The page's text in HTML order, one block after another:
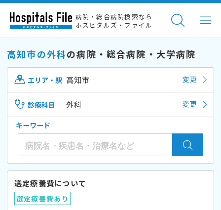
病院・総合病院検索なら
ホスピタルズ・ファイル
高知市の外科の病院・総合病院・大学病院
エリア・駅 高知市 変更
診療科目 外科 変更
キーワード
選定療養費について
選定療養費あり